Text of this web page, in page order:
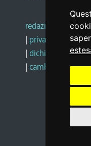
redazione web |
| privacy
social
| dichiarazione di
| cambio